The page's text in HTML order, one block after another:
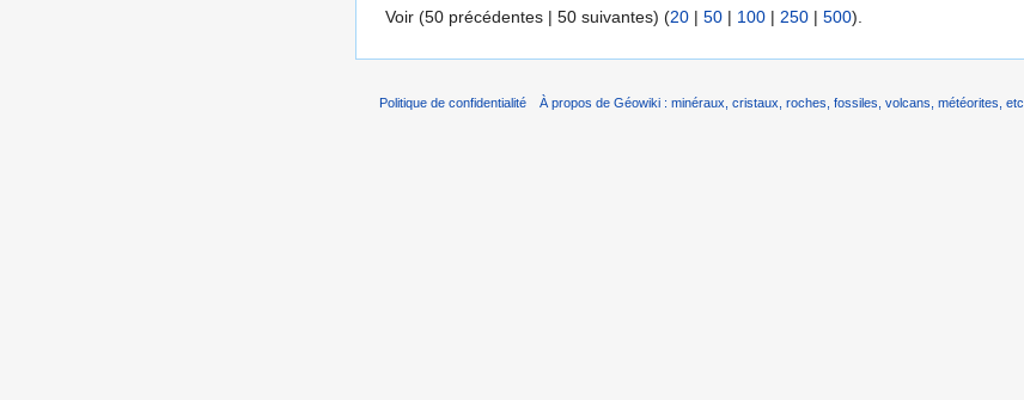
Voir (50 précédentes | 50 suivantes) (20 | 50 | 100 | 250 | 500).
Politique de confidentialité À propos de Géowiki : minéraux, cristaux, roches, fossiles, volcans, météorites, etc.